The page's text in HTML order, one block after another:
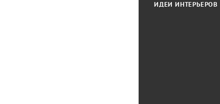
ИДЕИ ИНТЕРЬЕРОВ